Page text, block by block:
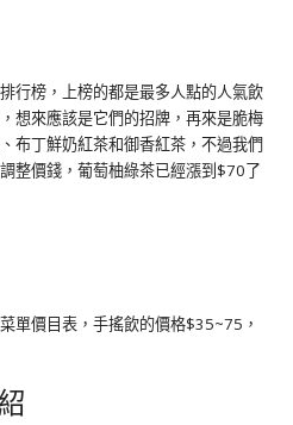
行榜，上榜的都是最多人點的人氣飲
想來應該是它們的招牌，再來是脆梅
布丁鮮奶紅茶和御香紅茶，不過我們
整價錢，葡萄柚綠茶已經漲到$70了
單價目表，手搖飲的價格$35~75，